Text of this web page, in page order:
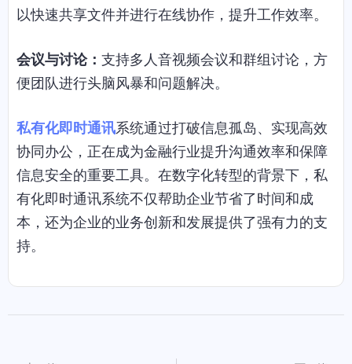
以快速共享文件并进行在线协作，提升工作效率。
会议与讨论： 支持多人音视频会议和群组讨论，方
便团队进行头脑风暴和问题解决。
私有化即时通讯系统通过打破信息孤岛、实现高效
协同办公，正在成为金融行业提升沟通效率和保障
信息安全的重要工具。在数字化转型的背景下，私
有化即时通讯系统不仅帮助企业节省了时间和成
本，还为企业的业务创新和发展提供了强有力的支
持。